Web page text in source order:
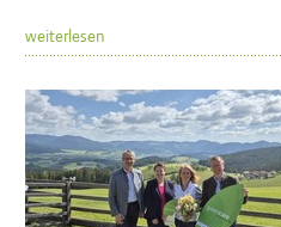
weiterlesen